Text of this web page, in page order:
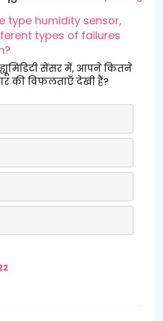
type humidity sensor,
types of failures
सेंसर में, आपने कितने
की विफलताएँ देखी हैं?